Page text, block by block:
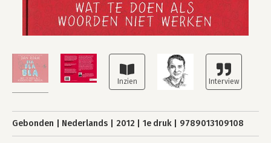
Gebonden Nederlands 2012 1e druk 9789013109108